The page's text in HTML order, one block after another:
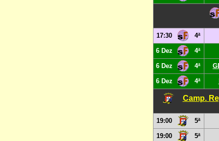
17:30 4ª
6 Dez 4ª
6 Dez 4ª
6 Dez 4ª
Camp.
19:00 5ª
19:00 5ª